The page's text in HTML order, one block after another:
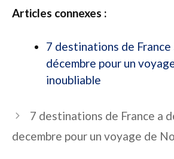
Articles connexes :
7 destinations de
décembre pour un
inoubliable
7 destinations de France a
decembre pour un voyage de